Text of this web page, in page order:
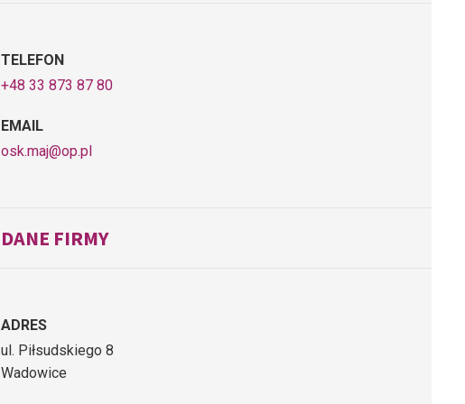
TELEFON
+48 33 873 87 80
EMAIL
osk.maj@op.pl
DANE FIRMY
ADRES
ul. Piłsudskiego 8
Wadowice